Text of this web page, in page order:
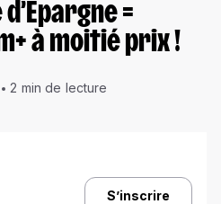
=
à moitié prix !
2 min de lecture
S’inscrire